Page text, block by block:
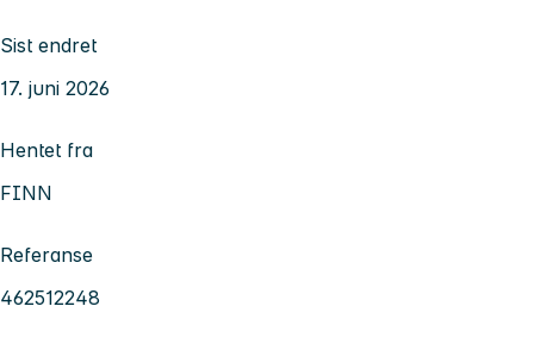
Sist endret
17. juni 2026
Hentet fra
FINN
Referanse
462512248